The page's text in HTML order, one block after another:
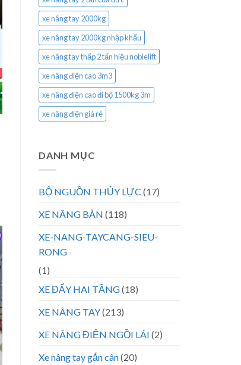
xe nâng tay 2000kg
xe nâng tay 2000kg nhập khẩu
xe nâng tay thấp 2 tấn hiệu noblelift
xe nâng điện cao 3m3
xe nâng điện cao đi bộ 1500kg 3m
xe nâng điện giá rẻ
DANH MỤC
BỘ NGUỒN THỦY LỰC (17)
XE NÂNG BÀN (118)
XE-NANG-TAYCANG-SIEU-
RONG
(1)
XE ĐẨY HAI TẦNG(18)
XE NÂNG TAY(213)
XE NÂNG ĐIỆN NGỒI LÁI (2)
Xe nâng tay gắn cân(20)